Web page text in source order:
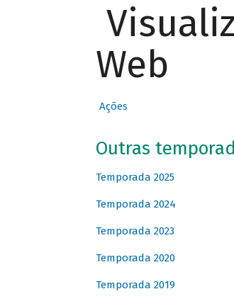
Web
Ações
Outras
Temporada 2025
Temporada 2024
Temporada 2023
Temporada 2020
Temporada 2019